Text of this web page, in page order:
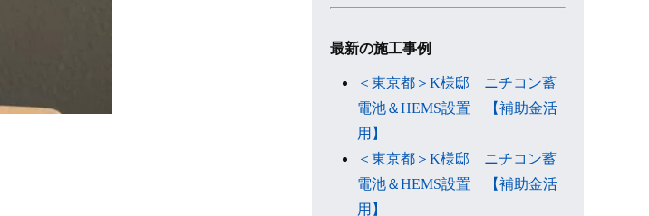
最新の施工事例
＜東京都＞K様邸 ニチコン蓄
電池＆HEMS設置 【補助金活
用】
＜東京都＞K様邸 ニチコン蓄
電池＆HEMS設置 【補助金活
用】